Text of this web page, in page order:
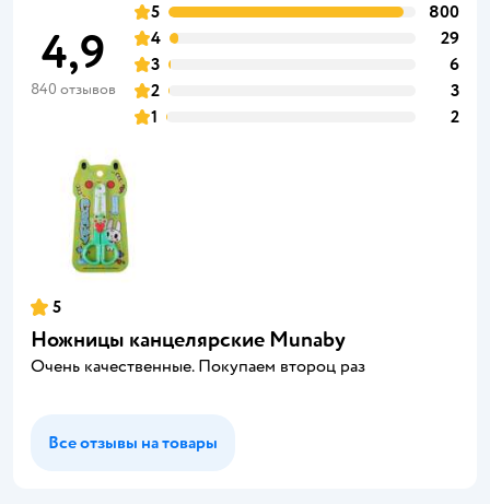
4,9
840 отзывов
5
800
4
29
3
6
2
3
1
2
5
Ножницы канцелярские Munaby
Очень качественные. Покупаем второц раз
Все отзывы на товары